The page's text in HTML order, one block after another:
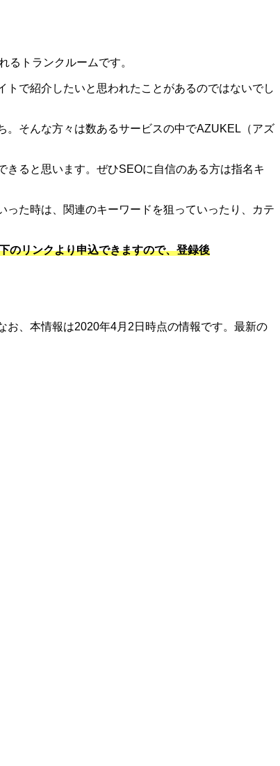
トランクルームです。
で紹介したいと思われたことがあるのではないでし
そんな方々は数あるサービスの中でAZUKEL（アズ
ると思います。ぜひSEOに自信のある方は指名キ
た時は、関連のキーワードを狙っていったり、カテ
のリンクより申込できますので、登録後
お、本情報は2020年4月2日時点の情報です。最新の